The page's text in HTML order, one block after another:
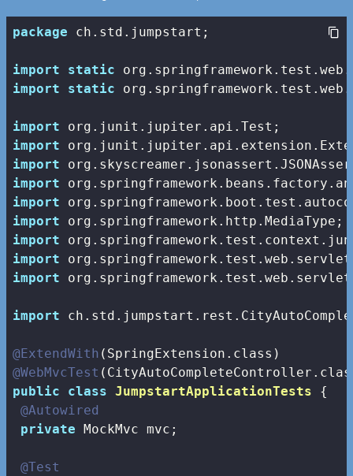
package ch.std.jumpstart;
import
static
import
static
import
import
import
import
import
import
import
import
import
import
@ExtendWith
@WebMvcTest
public
class JumpstartApplicationTests
{
@Autowired
private MockMvc mvc;
@Test